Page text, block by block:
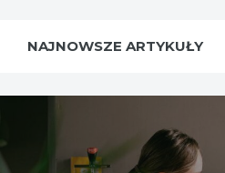
NAJNOWSZE ARTYKUŁY